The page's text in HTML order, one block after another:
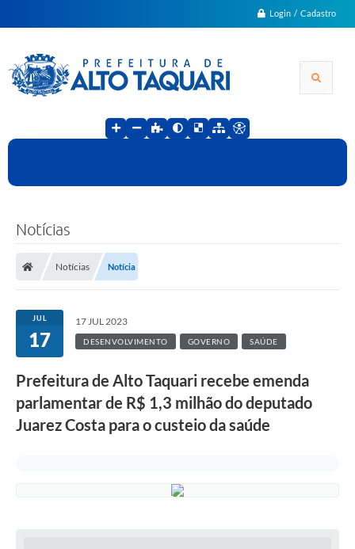
Login / Cadastro
Notícias
Notícias Notícia
JUL
17
17 JUL 2023
DESENVOLVIMENTO GOVERNO SAÚDE
Prefeitura de Alto Taquari recebe emenda
parlamentar de R$ 1,3 milhão do deputado
Juarez Costa para o custeio da saúde